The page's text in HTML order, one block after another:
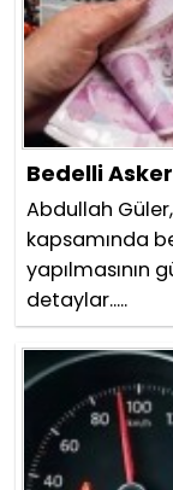
Bedelli
Abdullah
kapsamında
yapılmasının
detaylar.....